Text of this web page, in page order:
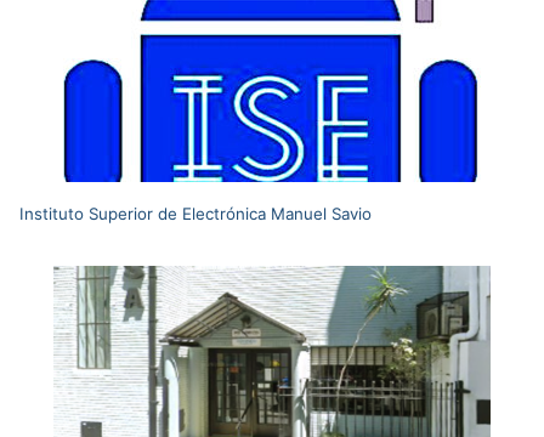
Instituto Superior de Electrónica Manuel Savio